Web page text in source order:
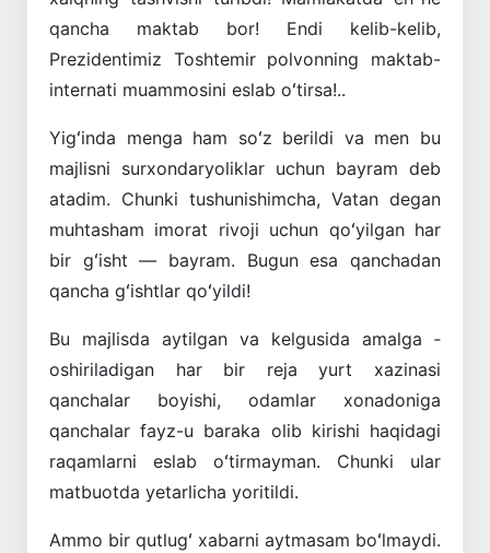
qancha maktab bor! Endi kelib-kelib,
Prezidentimiz Toshtemir polvonning maktab-
internati muammosini eslab oʻtirsa!..
Yigʻinda menga ham soʻz berildi va men bu
majlisni surxondaryoliklar uchun bayram deb
atadim. Chunki tushunishimcha, Vatan degan
muhtasham imorat rivoji uchun qoʻyilgan har
bir gʻisht — bayram. Bugun esa qanchadan
qancha gʻishtlar qoʻyildi!
Bu majlisda aytilgan va kelgusida amalga ­
oshiriladigan har bir reja yurt xazinasi
qanchalar boyishi, odamlar xonadoniga
qanchalar fayz-u baraka olib kirishi haqidagi
raqamlarni eslab oʻtirmayman. Chunki ular
matbuotda yetarlicha yoritildi.
Ammo bir qutlugʻ xabarni aytmasam boʻlmaydi.